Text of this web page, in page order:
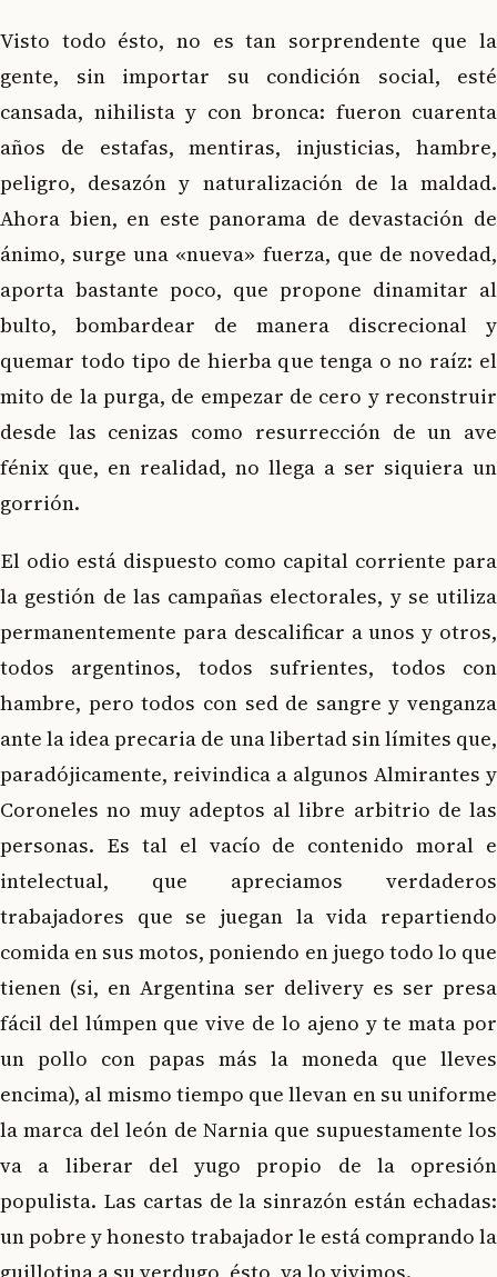
Visto todo ésto, no es tan sorprendente que la
gente, sin importar su condición social, esté
cansada, nihilista y con bronca: fueron cuarenta
años de estafas, mentiras, injusticias, hambre,
peligro, desazón y naturalización de la maldad.
Ahora bien, en este panorama de devastación de
ánimo, surge una «nueva» fuerza, que de novedad,
aporta bastante poco, que propone dinamitar al
bulto, bombardear de manera discrecional y
quemar todo tipo de hierba que tenga o no raíz: el
mito de la purga, de empezar de cero y reconstruir
desde las cenizas como resurrección de un ave
fénix que, en realidad, no llega a ser siquiera un
gorrión.
El odio está dispuesto como capital corriente para
la gestión de las campañas electorales, y se utiliza
permanentemente para descalificar a unos y otros,
todos argentinos, todos sufrientes, todos con
hambre, pero todos con sed de sangre y venganza
ante la idea precaria de una libertad sin límites que,
paradójicamente, reivindica a algunos Almirantes y
Coroneles no muy adeptos al libre arbitrio de las
personas. Es tal el vacío de contenido moral e
intelectual, que apreciamos verdaderos
trabajadores que se juegan la vida repartiendo
comida en sus motos, poniendo en juego todo lo que
tienen (si, en Argentina ser delivery es ser presa
fácil del lúmpen que vive de lo ajeno y te mata por
un pollo con papas más la moneda que lleves
encima), al mismo tiempo que llevan en su uniforme
la marca del león de Narnia que supuestamente los
va a liberar del yugo propio de la opresión
populista. Las cartas de la sinrazón están echadas:
un pobre y honesto trabajador le está comprando la